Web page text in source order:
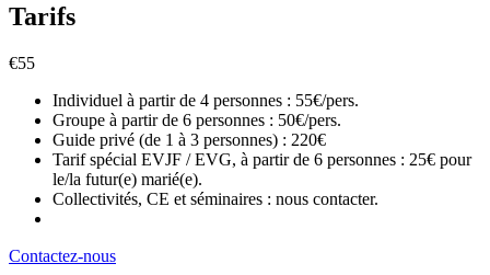
Tarifs
€55
Individuel à partir de 4 personnes : 55€/pers.
Groupe à partir de 6 personnes : 50€/pers.
Guide privé (de 1 à 3 personnes) : 220€
Tarif spécial EVJF / EVG, à partir de 6 personnes : 25€ pour
le/la futur(e) marié(e).
Collectivités, CE et séminaires : nous contacter.
Contactez-nous